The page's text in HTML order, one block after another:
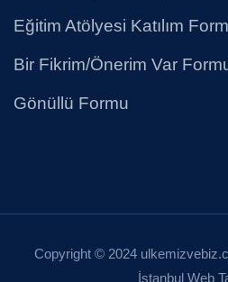
Eğitim Atölyesi Katılım
Bir Fikrim/Önerim Var
Gönüllü Formu
Copyright © 2024
İstanbul Web